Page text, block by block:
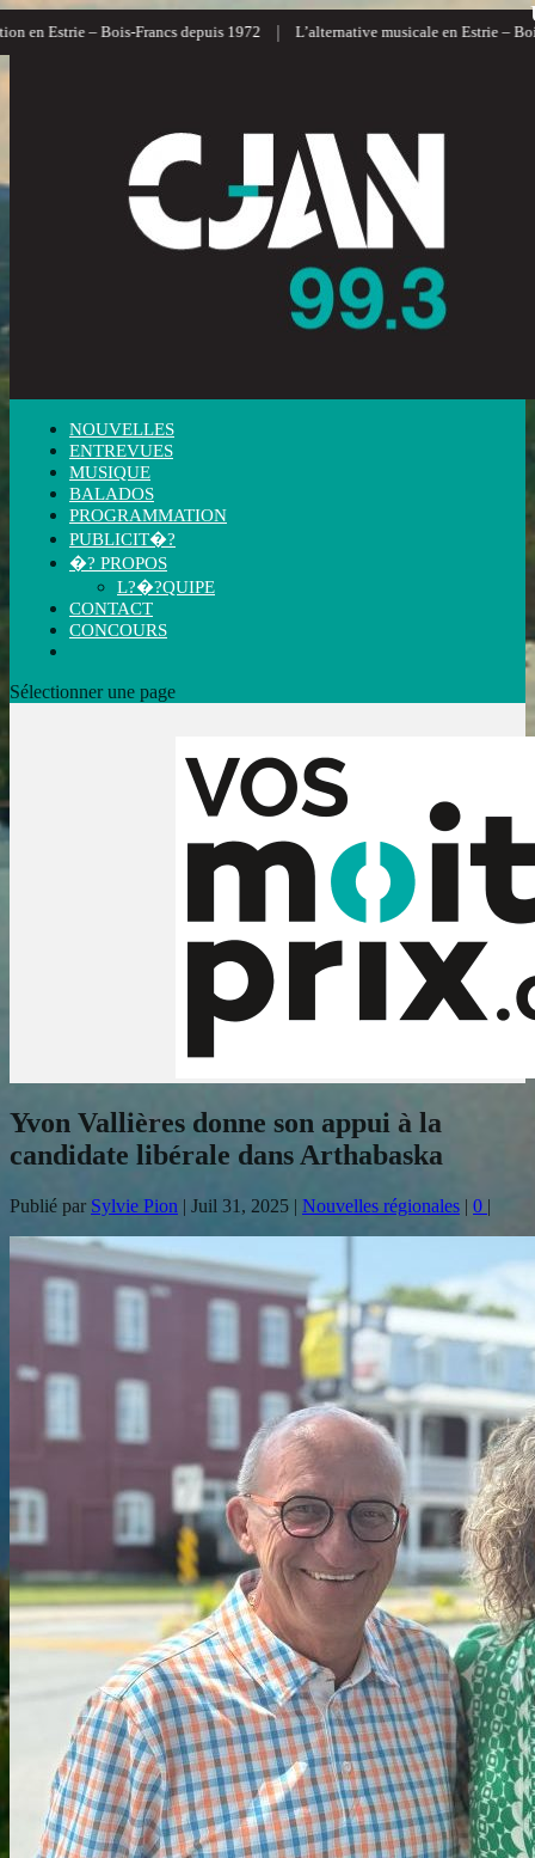
en Estrie – Bois-Francs depuis 1972 | L’alternative musicale en Estrie – Bois-
NOUVELLES
ENTREVUES
MUSIQUE
BALADOS
PROGRAMMATION
PUBLICIT�?
�? PROPOS
L?�?QUIPE
CONTACT
CONCOURS
Sélectionner une page
Yvon Vallières donne son appui à la
candidate libérale dans Arthabaska
Publié par Sylvie Pion | Juil 31, 2025 | Nouvelles régionales | 0 |